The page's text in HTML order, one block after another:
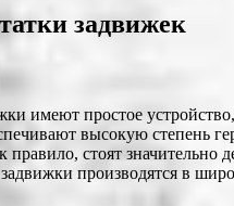
задвижек
имеют простое
высокую степень
стоят значительно
производятся в